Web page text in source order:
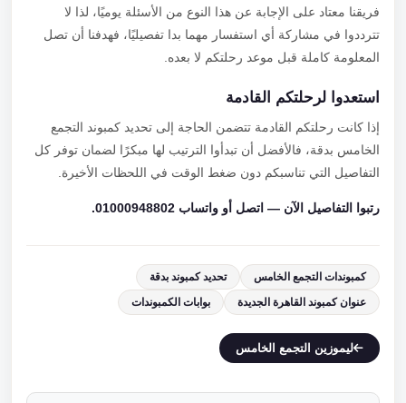
فريقنا معتاد على الإجابة عن هذا النوع من الأسئلة يوميًا، لذا لا
تترددوا في مشاركة أي استفسار مهما بدا تفصيليًا، فهدفنا أن تصل
المعلومة كاملة قبل موعد رحلتكم لا بعده.
استعدوا لرحلتكم القادمة
إذا كانت رحلتكم القادمة تتضمن الحاجة إلى تحديد كمبوند التجمع
الخامس بدقة، فالأفضل أن تبدأوا الترتيب لها مبكرًا لضمان توفر كل
التفاصيل التي تناسبكم دون ضغط الوقت في اللحظات الأخيرة.
رتبوا التفاصيل الآن — اتصل أو واتساب 01000948802.
كمبوندات التجمع الخامس
تحديد كمبوند بدقة
عنوان كمبوند القاهرة الجديدة
بوابات الكمبوندات
ليموزين التجمع الخامس